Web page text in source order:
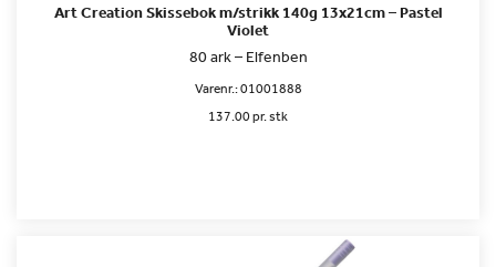
Art Creation Skissebok m/strikk 140g 13x21cm – Pastel
Violet
80 ark – Elfenben
Varenr.:01001888
137.00 pr. stk